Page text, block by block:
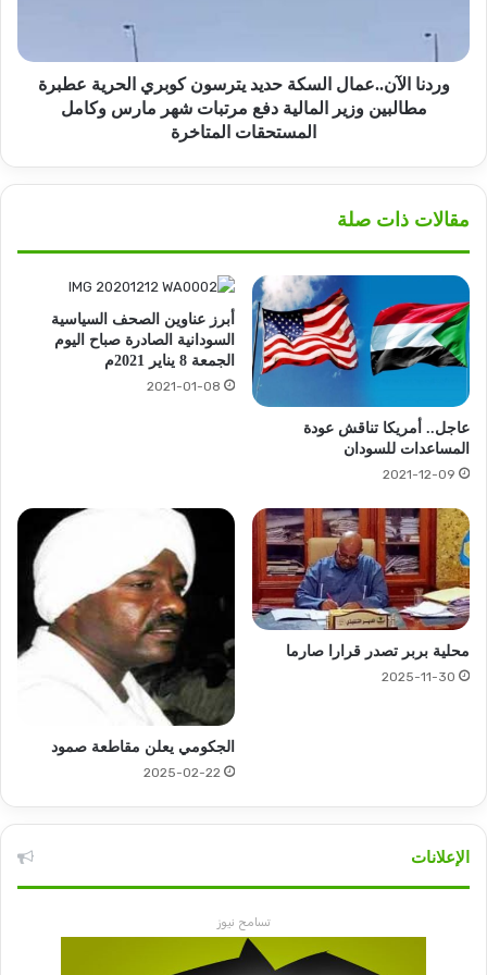
عطبرة
مطالبين
وكامل
وردنا الآن..عمال السكة حديد يترسون كوبري الحرية عطبرة
مطالبين وزير المالية دفع مرتبات شهر مارس وكامل
المستحقات المتاخرة
مقالات ذات صلة
عاجل.. أمريكا تناقش عودة
المساعدات للسودان
2021-12-09
أبرز عناوين الصحف السياسية
السودانية الصادرة صباح اليوم
الجمعة 8 يناير 2021م
2021-01-08
محلية بربر تصدر قرارا صارما
2025-11-30
الجكومي يعلن مقاطعة صمود
2025-02-22
الإعلانات
تسامح نيوز